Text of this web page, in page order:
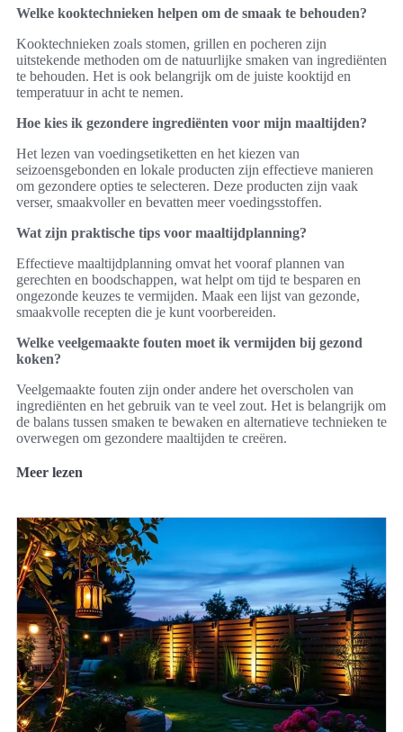
Welke kooktechnieken helpen om de smaak te behouden?
Kooktechnieken zoals stomen, grillen en pocheren zijn
uitstekende methoden om de natuurlijke smaken van ingrediënten
te behouden. Het is ook belangrijk om de juiste kooktijd en
temperatuur in acht te nemen.
Hoe kies ik gezondere ingrediënten voor mijn maaltijden?
Het lezen van voedingsetiketten en het kiezen van
seizoensgebonden en lokale producten zijn effectieve manieren
om gezondere opties te selecteren. Deze producten zijn vaak
verser, smaakvoller en bevatten meer voedingsstoffen.
Wat zijn praktische tips voor maaltijdplanning?
Effectieve maaltijdplanning omvat het vooraf plannen van
gerechten en boodschappen, wat helpt om tijd te besparen en
ongezonde keuzes te vermijden. Maak een lijst van gezonde,
smaakvolle recepten die je kunt voorbereiden.
Welke veelgemaakte fouten moet ik vermijden bij gezond
koken?
Veelgemaakte fouten zijn onder andere het overscholen van
ingrediënten en het gebruik van te veel zout. Het is belangrijk om
de balans tussen smaken te bewaken en alternatieve technieken te
overwegen om gezondere maaltijden te creëren.
Meer lezen